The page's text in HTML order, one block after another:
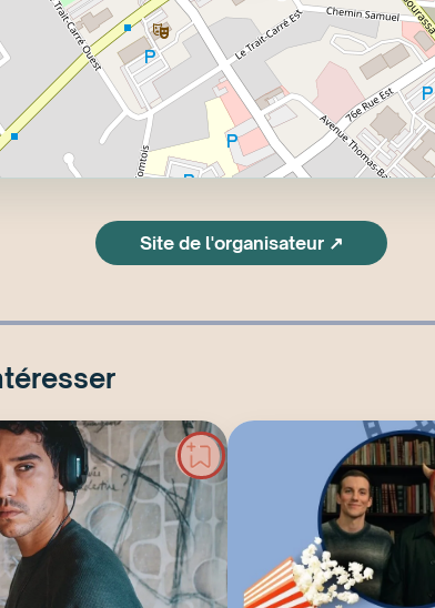
Site de l'organisateur ↗